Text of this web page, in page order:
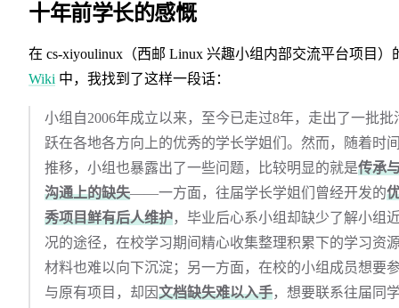
十年前学长的感慨
在 cs-xiyoulinux（西邮 Linux 兴趣小组内部交流平台项目）
Wiki 中，我找到了这样一段话：
小组自2006年成立以来，至今已走过8年，走出了一批批
跃在各地各方向上的优秀的学长学姐们。然而，随着时
推移，小组也暴露出了一些问题，比较明显的就是传承
沟通上的缺失——一方面，往届学长学姐们曾经开发的
秀项目鲜有后人维护，毕业后心系小组却缺少了解小组
况的途径，在校学习期间精心收集整理积累下的学习资
材料也难以向下沉淀；另一方面，在校的小组成员想要
与原有项目，却因文档缺失难以入手，想要联系往届同